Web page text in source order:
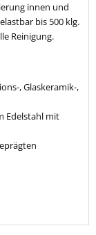
innen und
bis 500 klg.
Reinigung.
, Glaskeramik-,
Edelstahl mit